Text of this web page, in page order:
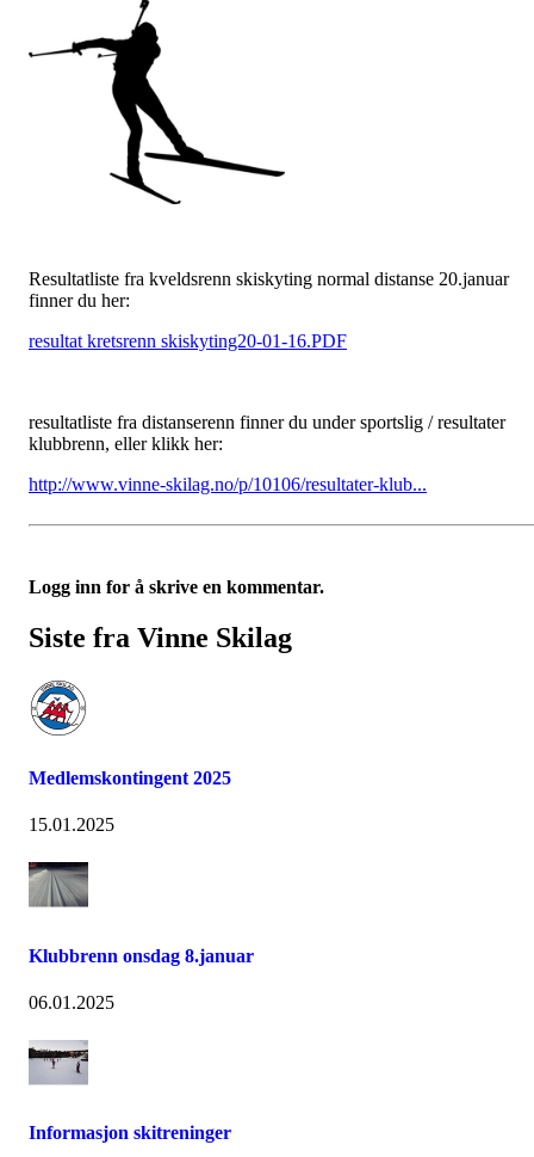
Resultatliste fra kveldsrenn skiskyting normal distanse 20.januar
finner du her:
resultat kretsrenn skiskyting20-01-16.PDF
resultatliste fra distanserenn finner du under sportslig / resultater
klubbrenn, eller klikk her:
http://www.vinne-skilag.no/p/10106/resultater-klub...
Logg inn for å skrive en kommentar.
Siste fra Vinne Skilag
Medlemskontingent 2025
15.01.2025
Klubbrenn onsdag 8.januar
06.01.2025
Informasjon skitreninger